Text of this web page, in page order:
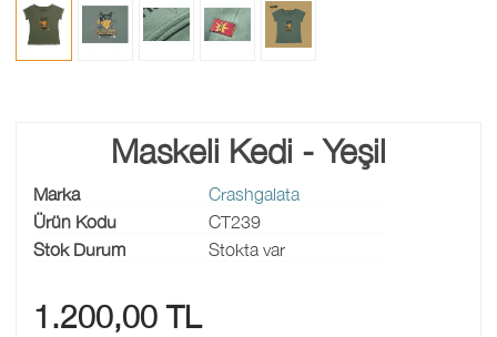
Maskeli Kedi - Yeşil
Marka
Crashgalata
Ürün Kodu
CT239
Stok Durum
Stokta var
1.200,00 TL